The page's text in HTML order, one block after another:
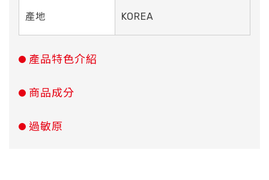
產地 KOREA
產品特色介紹
商品成分
過敏原